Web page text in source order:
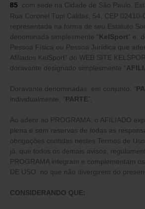
85
com sede na Cidade de São Paulo,
Rua Coronel Tupi Caldas, 54, CEP 02410-
representada na forma de seu Estatuto
denominada simplesmente “KelSport” e,
Pessoa Física ou Pessoa Jurídica que
Afiliados KelSport” do WEB SITE
doravante designado simplesmente “
Doravante denominadas, em conjunto, “
individualmente, “PARTE”;
Ao aderir ao PROGRAMA, o AFILIADO
plena e sem reservas de todas as
obrigações contidas nestes Termos de
já, que todos os demais avisos,
PROGRAMA integram e complementam
DE USO, no que não divergirem do
CONSIDERANDO QUE: